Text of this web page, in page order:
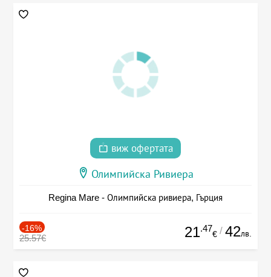
виж офертата
Олимпийска Ривиера
Regina Mare - Олимпийска ривиера, Гърция
-16%
25.57€ 21.47
€ / 42лв.